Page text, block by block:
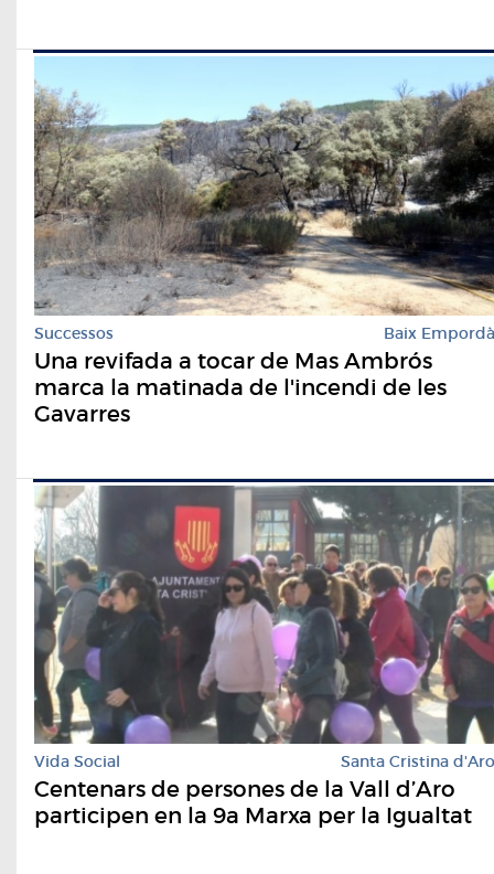
Successos Baix Empordà
Una revifada a tocar de Mas Ambrós
marca la matinada de l'incendi de les
Gavarres
Vida Social Santa Cristina d'Aro
Centenars de persones de la Vall d’Aro
participen en la 9a Marxa per la Igualtat